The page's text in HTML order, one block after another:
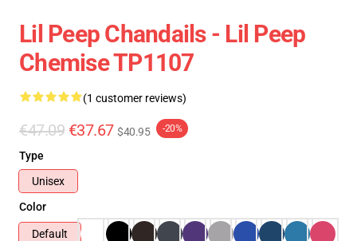
Lil Peep Chandails - Lil Peep
Chemise TP1107
(1 customer reviews)
€47.09 €37.67 $40.95 -20%
Type
Unisex
Color
Default